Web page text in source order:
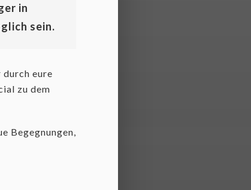
in
sein.
durch eure
zu dem
Begegnungen,